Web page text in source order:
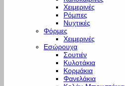
Χειμερινές
Ρόμπες
Νυχτικές
Φόρμες
Χειμερινές
Εσώρουχα
Σουτιέν
Κυλοτάκια
Κορμάκια
Φανελάκια